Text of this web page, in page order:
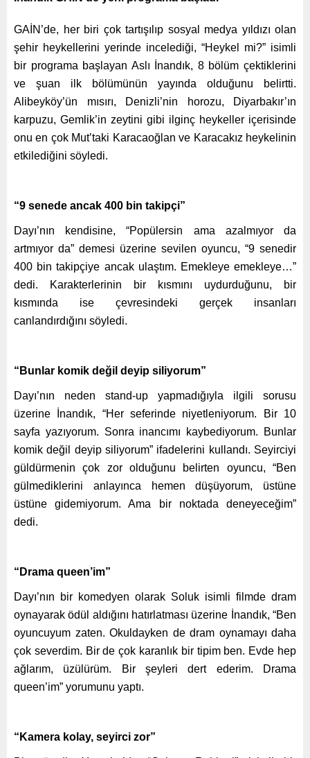
GAİN’de, her biri çok tartışılıp sosyal medya yıldızı olan
şehir heykellerini yerinde incelediği, “Heykel mi?” isimli
bir programa başlayan Aslı İnandık, 8 bölüm çektiklerini
ve şuan ilk bölümünün yayında olduğunu belirtti.
Alibeyköy’ün mısırı, Denizli’nin horozu, Diyarbakır’ın
karpuzu, Gemlik’in zeytini gibi ilginç heykeller içerisinde
onu en çok Mut’taki Karacaoğlan ve Karacakız heykelinin
etkilediğini söyledi.
“9 senede ancak 400 bin takipçi”
Dayı’nın kendisine, “Popülersin ama azalmıyor da
artmıyor da” demesi üzerine sevilen oyuncu, “9 senedir
400 bin takipçiye ancak ulaştım. Emekleye emekleye…”
dedi. Karakterlerinin bir kısmını uydurduğunu, bir
kısmında ise çevresindeki gerçek insanları
canlandırdığını söyledi.
“Bunlar komik değil deyip siliyorum”
Dayı’nın neden stand-up yapmadığıyla ilgili sorusu
üzerine İnandık, “Her seferinde niyetleniyorum. Bir 10
sayfa yazıyorum. Sonra inancımı kaybediyorum. Bunlar
komik değil deyip siliyorum” ifadelerini kullandı. Seyirciyi
güldürmenin çok zor olduğunu belirten oyuncu, “Ben
gülmediklerini anlayınca hemen düşüyorum, üstüne
üstüne gidemiyorum. Ama bir noktada deneyeceğim”
dedi.
“Drama queen’im”
Dayı’nın bir komedyen olarak Soluk isimli filmde dram
oynayarak ödül aldığını hatırlatması üzerine İnandık, “Ben
oyuncuyum zaten. Okuldayken de dram oynamayı daha
çok severdim. Bir de çok karanlık bir tipim ben. Evde hep
ağlarım, üzülürüm. Bir şeyleri dert ederim. Drama
queen’im” yorumunu yaptı.
“Kamera kolay, seyirci zor”